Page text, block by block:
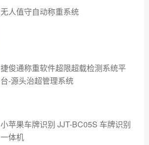
无人值守自动称重系统
捷俊通称重软件超限超载检测系统平
台-源头治超管理系统
小苹果车牌识别 JJT-BC05S 车牌识别
一体机